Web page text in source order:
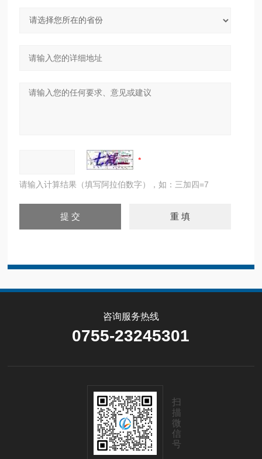
请输入计算结果（填写阿拉伯数字），如：三加四=7
咨询服务热线
0755-23245301
扫
描
微
信
号